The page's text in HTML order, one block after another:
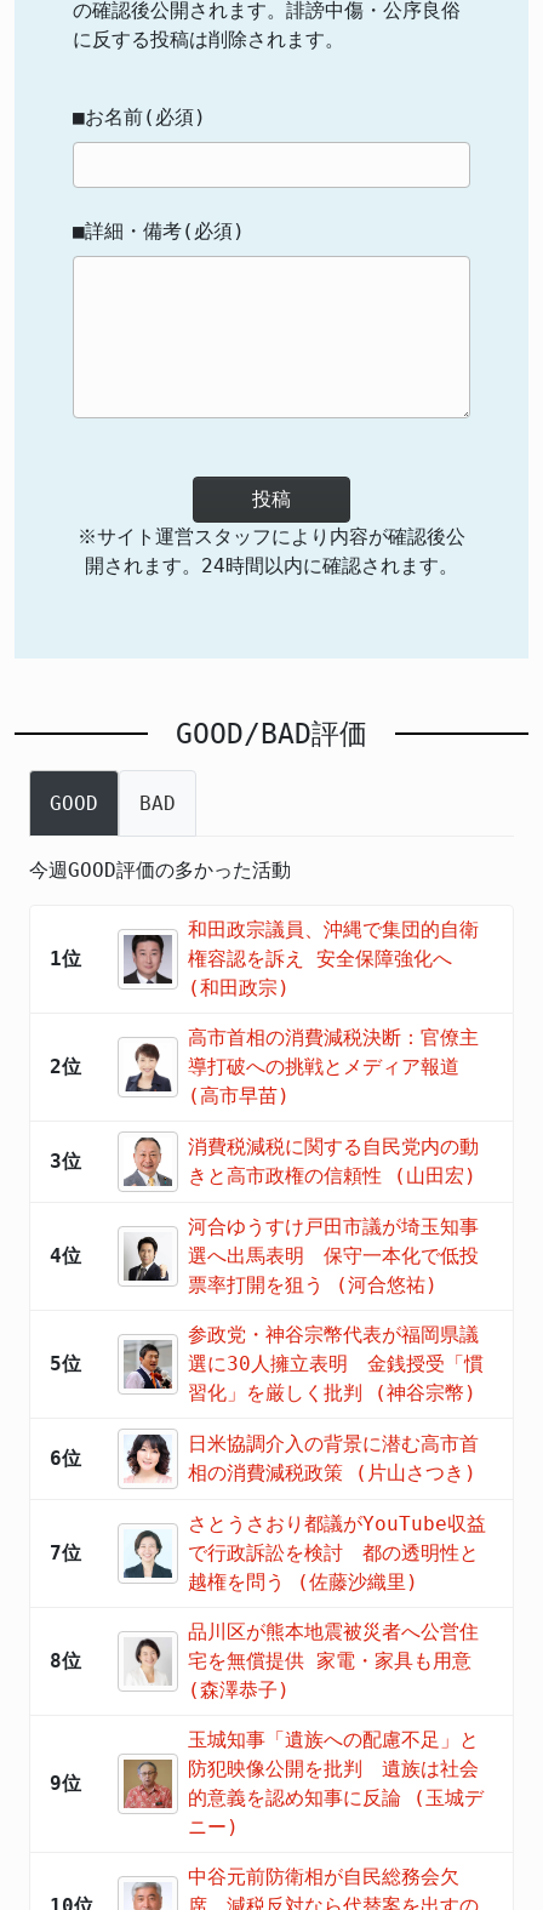
の確認後公開されます。誹謗中傷・公序良俗
に反する投稿は削除されます。
■お名前(必須)
■詳細・備考(必須)
投稿
※サイト運営スタッフにより内容が確認後公
開されます。24時間以内に確認されます。
GOOD/BAD評価
GOOD BAD
今週GOOD評価の多かった活動
1位
和田政宗議員、沖縄で集団的自衛
権容認を訴え 安全保障強化へ
(和田政宗)
2位
高市首相の消費減税決断：官僚主
導打破への挑戦とメディア報道
(高市早苗)
3位
消費税減税に関する自民党内の動
きと高市政権の信頼性 (山田宏)
4位
河合ゆうすけ戸田市議が埼玉知事
選へ出馬表明 保守一本化で低投
票率打開を狙う (河合悠祐)
5位
参政党・神谷宗幣代表が福岡県議
選に30人擁立表明 金銭授受「慣
習化」を厳しく批判 (神谷宗幣)
6位
日米協調介入の背景に潜む高市首
相の消費減税政策 (片山さつき)
7位
さとうさおり都議がYouTube収益
で行政訴訟を検討 都の透明性と
越権を問う (佐藤沙織里)
8位
品川区が熊本地震被災者へ公営住
宅を無償提供 家電・家具も用意
(森澤恭子)
9位
玉城知事「遺族への配慮不足」と
防犯映像公開を批判 遺族は社会
的意義を認め知事に反論 (玉城デ
ニー)
中谷元前防衛相が自民総務会欠